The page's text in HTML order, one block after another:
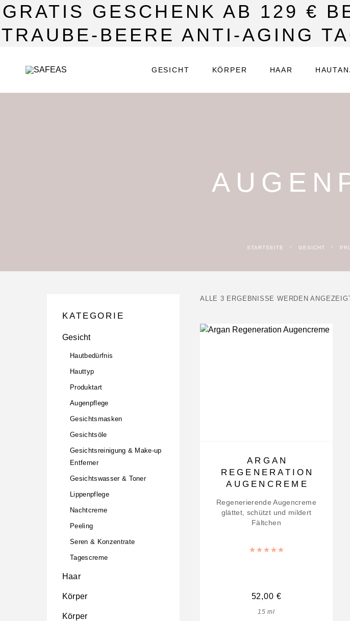
GRATIS GESCHENK AB 129 €
TRAUBE-BEERE ANTI-AGING
GESICHT KÖRPER HAAR
STARTSEITE GESICHT
KATEGORIE
Gesicht
Hautbedürfnis
Hauttyp
Produktart
Augenpflege
Gesichtsmasken
Gesichtsöle
Gesichtsreinigung & Make-up
Entferner
Gesichtswasser & Toner
Lippenpflege
Nachtcreme
Peeling
Seren & Konzentrate
Tagescreme
Haar
Körper
Körper
ALLE 3 ERGEBNISSE WERDEN
ARGAN
REGENERATION
AUGENCREME
Regenerierende Augencreme
glättet, schützt und mildert
Fältchen
Bewertet mit
52,00 €
15ml